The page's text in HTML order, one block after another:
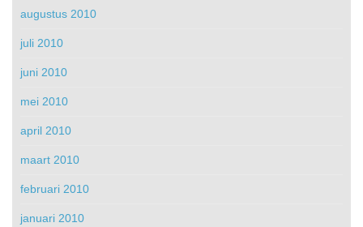
augustus 2010
juli 2010
juni 2010
mei 2010
april 2010
maart 2010
februari 2010
januari 2010